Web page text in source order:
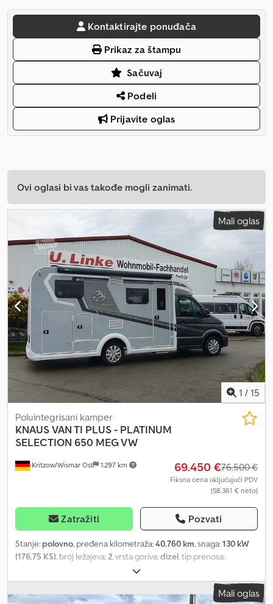
Kontaktirajte ponuđača
Prikaz za štampu
Sačuvaj
Podeli
Prijavite oglas
Ovi oglasi bi vas takođe mogli zanimati.
Mali oglas
1 / 15
Kritzow/Wismar Ost 1.297 km
Poluintegrisani kamper
KNAUSVAN TI PLUS - PLATINUM
SELECTION 650 MEG VW
69.450 €76.500 €
Fiksna cena uključujući PDV
(58.361 € neto)
Zatražiti Pozvati
Stanje: polovno, pređena kilometraža:40.760 km, snaga:130 kW
(176,75 KS) , broj ležajeva: 2 , vrsta goriva:dizel , tip prenosa:
, prva registracija:
inspekcija (TÜV):05/2027, ukupna dužina:6.990 mm, ukupna
širina:2.200 mm, ukupna visina:3.010 mm, konfiguracija osovina:2
Mali oglas